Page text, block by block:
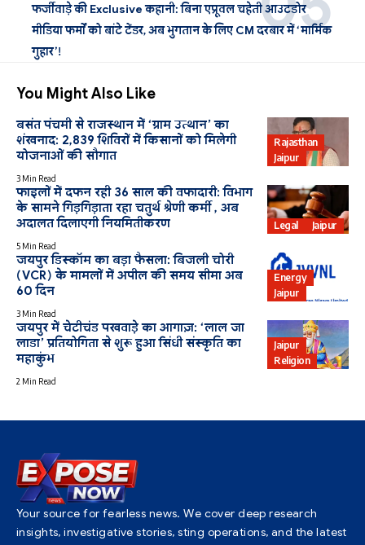
फर्जीवाड़े की Exclusive कहानी: बिना एप्रूवल चहेती आउटडोर
मीडिया फर्मों को बांटे टेंडर, अब भुगतान के लिए CM दरबार में ‘मार्मिक
गुहार’!
You Might Also Like
Rajasthan
Jaipur
बसंत पंचमी से राजस्थान में ‘ग्राम उत्थान’ का
शंखनाद: 2,839 शिविरों में किसानों को मिलेगी
योजनाओं की सौगात
3 Min Read
Legal Jaipur
फाइलों में दफन रही 36 साल की वफादारी: विभाग
के सामने गिड़गिड़ाता रहा चतुर्थ श्रेणी कर्मी , अब
अदालत दिलाएगी नियमितीकरण
5 Min Read
Energy
Jaipur
जयपुर डिस्कॉम का बड़ा फैसला: बिजली चोरी
(VCR) के मामलों में अपील की समय सीमा अब
60 दिन
3 Min Read
Jaipur
Religion
जयपुर में चेटीचंड पखवाड़े का आगाज़: ‘लाल जा
लाडा’ प्रतियोगिता से शुरू हुआ सिंधी संस्कृति का
महाकुंभ
2 Min Read
Your source for fearless news. We cover deep research
insights, investigative stories, sting operations, and the latest